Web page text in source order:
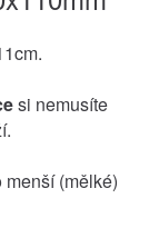
si nemusíte
(mělké)